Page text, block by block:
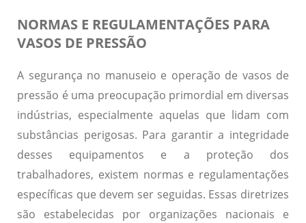
NORMAS E REGULAMENTAÇÕES PARA
VASOS DE PRESSÃO
A segurança no manuseio e operação de vasos de
pressão é uma preocupação primordial em diversas
indústrias, especialmente aquelas que lidam com
substâncias perigosas. Para garantir a integridade
desses equipamentos e a proteção dos
trabalhadores, existem normas e regulamentações
específicas que devem ser seguidas. Essas diretrizes
são estabelecidas por organizações nacionais e